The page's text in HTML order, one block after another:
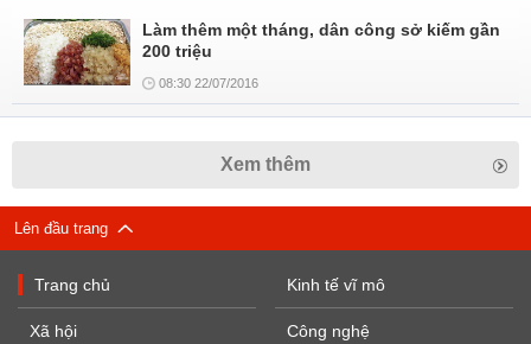
Làm thêm một tháng, dân công sở kiếm gần
200 triệu
08:30 22/07/2016
Xem thêm
Lên đầu trang
Trang chủ
Xã hội
Kinh tế vĩ mô
Công nghệ